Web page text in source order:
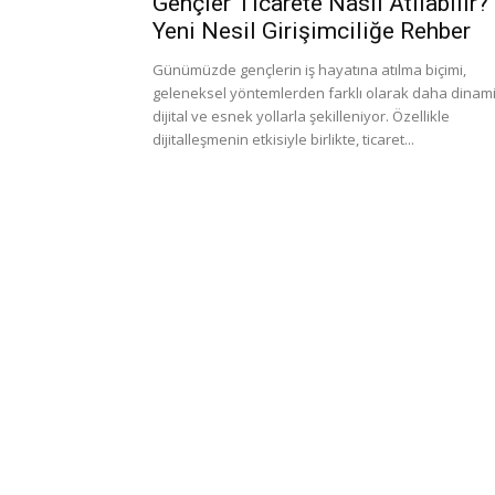
Yeni Nesil Girişimciliğe Rehber
Günümüzde gençlerin iş hayatına atılma biçimi,
geleneksel yöntemlerden farklı olarak daha
dijital ve esnek yollarla şekilleniyor. Özellikle
dijitalleşmenin etkisiyle birlikte, ticaret...